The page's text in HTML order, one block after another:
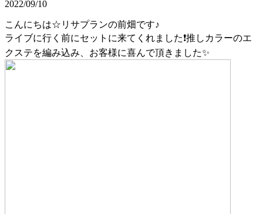
2022/09/10
こんにちは☆リサプランの前畑です♪
ライブに行く前にセットに来てくれました❗️推しカラーのエ
クステを編み込み、お客様に喜んで頂きました✨